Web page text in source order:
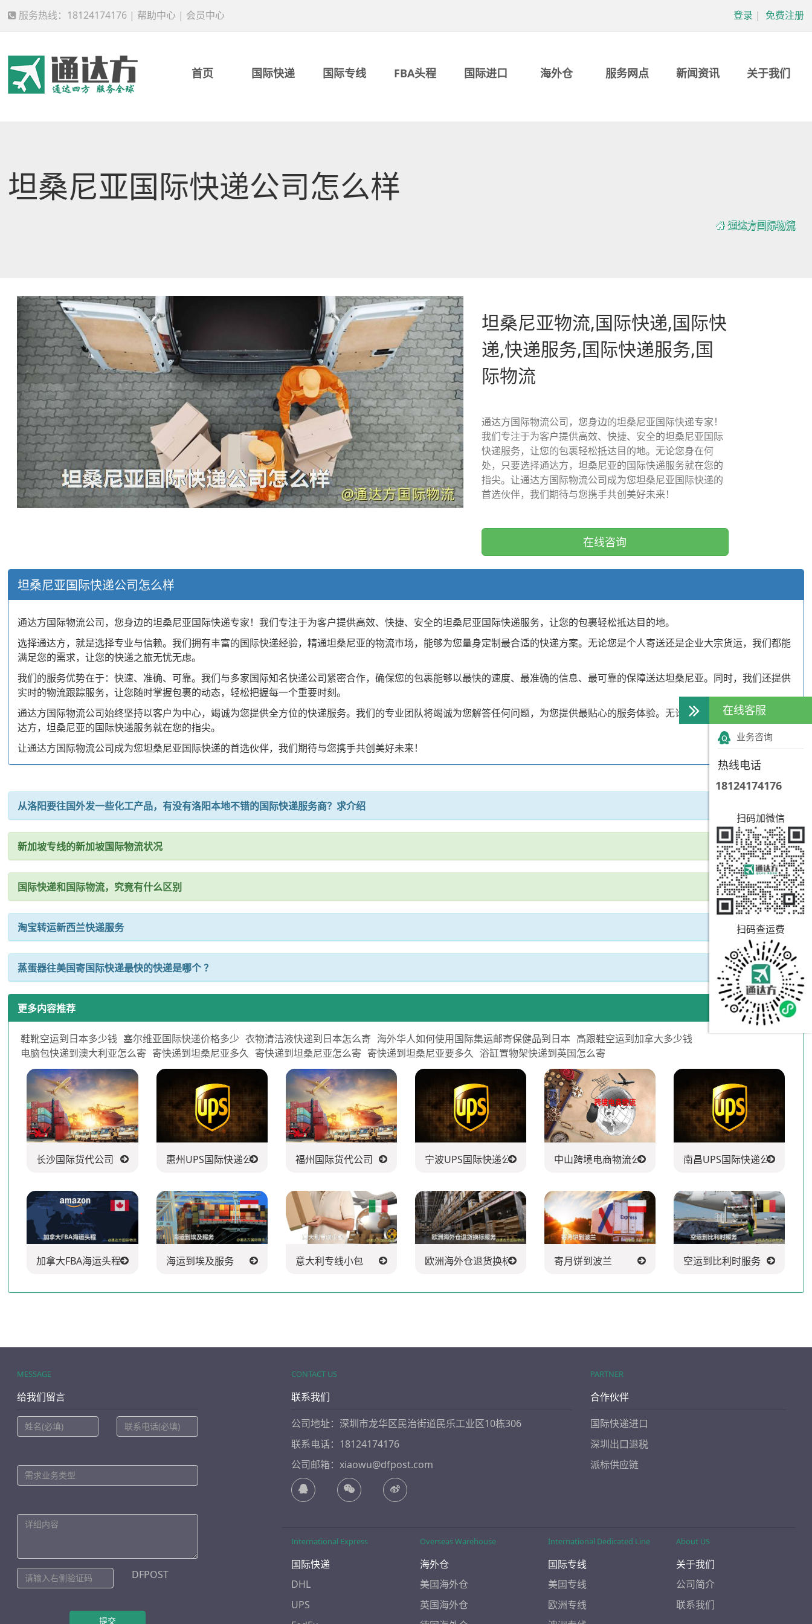
服务热线：18124174176 | 帮助中心 | 会员中心 登录 | 免费注册
首页 国际快递 国际专线 FBA头程 国际进口 海外仓 服务网点 新闻资讯 关于我们
坦桑尼亚国际快递公司怎么样
通达方国际物流
坦桑尼亚物流,国际快递,国际快
递,快递服务,国际快递服务,国
际物流
通达方国际物流公司，您身边的坦桑尼亚国际快递专家！
我们专注于为客户提供高效、快捷、安全的坦桑尼亚国际
快递服务，让您的包裹轻松抵达目的地。无论您身在何
处，只要选择通达方，坦桑尼亚的国际快递服务就在您的
指尖。让通达方国际物流公司成为您坦桑尼亚国际快递的
首选伙伴，我们期待与您携手共创美好未来！
在线咨询
坦桑尼亚国际快递公司怎么样
通达方国际物流公司，您身边的坦桑尼亚国际快递专家！我们专注于为客户提供高效、快捷、安全的坦桑尼亚国际快递服务，让您的包裹轻松抵达目的地。
选择通达方，就是选择专业与信赖。我们拥有丰富的国际快递经验，精通坦桑尼亚的物流市场，能够为您量身定制最合适的快递方案。无论您是个人寄送还是企业大宗货运，我们都能
满足您的需求，让您的快递之旅无忧无虑。
我们的服务优势在于：快速、准确、可靠。我们与多家国际知名快递公司紧密合作，确保您的包裹能够以最快的速度、最准确的信息、最可靠的保障送达坦桑尼亚。同时，我们还提供
实时的物流跟踪服务，让您随时掌握包裹的动态，轻松把握每一个重要时刻。
通达方国际物流公司始终坚持以客户为中心，竭诚为您提供全方位的快递服务。我们的专业团队将竭诚为您解答任何问题，为您提供最贴心的服务体验。无论您身在何处，只要选择通
达方，坦桑尼亚的国际快递服务就在您的指尖。
让通达方国际物流公司成为您坦桑尼亚国际快递的首选伙伴，我们期待与您携手共创美好未来！
从洛阳要往国外发一些化工产品，有没有洛阳本地不错的国际快递服务商？求介绍
新加坡专线的新加坡国际物流状况
国际快递和国际物流，究竟有什么区别
淘宝转运新西兰快递服务
蒸蛋器往美国寄国际快递最快的快递是哪个 ？
更多内容推荐
鞋靴空运到日本多少钱 塞尔维亚国际快递价格多少 衣物清洁液快递到日本怎么寄 海外华人如何使用国际集运邮寄保健品到日本 高跟鞋空运到加拿大多少钱
电脑包快递到澳大利亚怎么寄 寄快递到坦桑尼亚多久 寄快递到坦桑尼亚怎么寄 寄快递到坦桑尼亚要多久 浴缸置物架快递到英国怎么寄
长沙国际货代公司 惠州UPS国际快递公司 福州国际货代公司 宁波UPS国际快递公司 中山跨境电商物流公司 南昌UPS国际快递公司
加拿大FBA海运头程 海运到埃及服务 意大利专线小包 欧洲海外仓退货换标服务 寄月饼到波兰 空运到比利时服务
MESSAGE
给我们留言
DFPOST
提交
CONTACT US
联系我们
公司地址：深圳市龙华区民治街道民乐工业区10栋306
联系电话：18124174176
公司邮箱：xiaowu@dfpost.com
PARTNER
合作伙伴
国际快递进口
深圳出口退税
派标供应链
International Express
国际快递
DHL
UPS
Overseas Warehouse
海外仓
美国海外仓
英国海外仓
International Dedicated Line
国际专线
美国专线
欧洲专线
About US
关于我们
公司简介
联系我们
在线客服
业务咨询
热线电话
18124174176
扫码加微信
扫码查运费